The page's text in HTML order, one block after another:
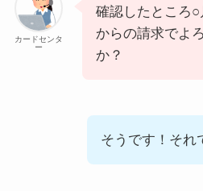
カードセンタ
ー
確認したところ
からの請求でよ
か？
そうです！それ